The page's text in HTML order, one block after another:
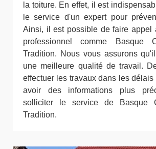
la toiture. En effet, il est
le service d'un expert pour
Ainsi, il est possible de faire appel
professionnel comme Basque
Tradition. Nous vous assurons
une meilleure qualité de travail.
effectuer les travaux dans les délais
avoir des informations plus
solliciter le service de Basque
Tradition.